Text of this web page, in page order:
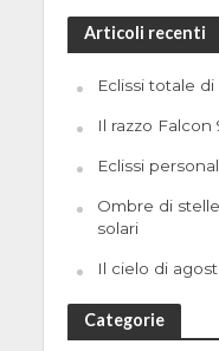
Articoli recenti
Eclissi totale
Il razzo Falcon
Eclissi
Ombre di
solari
Il cielo di
Categorie